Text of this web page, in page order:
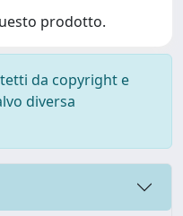
prodotto.
da copyright e
diversa